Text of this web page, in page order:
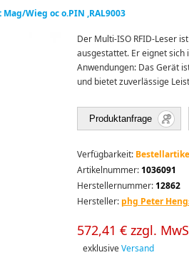
Mag/Wieg oc o.PIN ,RAL9003
Der Multi-ISO RFID-Leser
ausgestattet. Er eignet
Anwendungen: Das Gerät
und bietet zuverlässige
Produktanfrage
Verfügbarkeit:
Artikelnummer: 1036091
Herstellernummer: 12862
Hersteller: phg Peter
572,41 € zzgl.
exklusiveVersand